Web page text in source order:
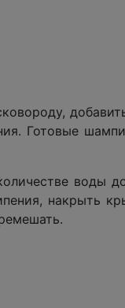
Готовые
воды
накрыть